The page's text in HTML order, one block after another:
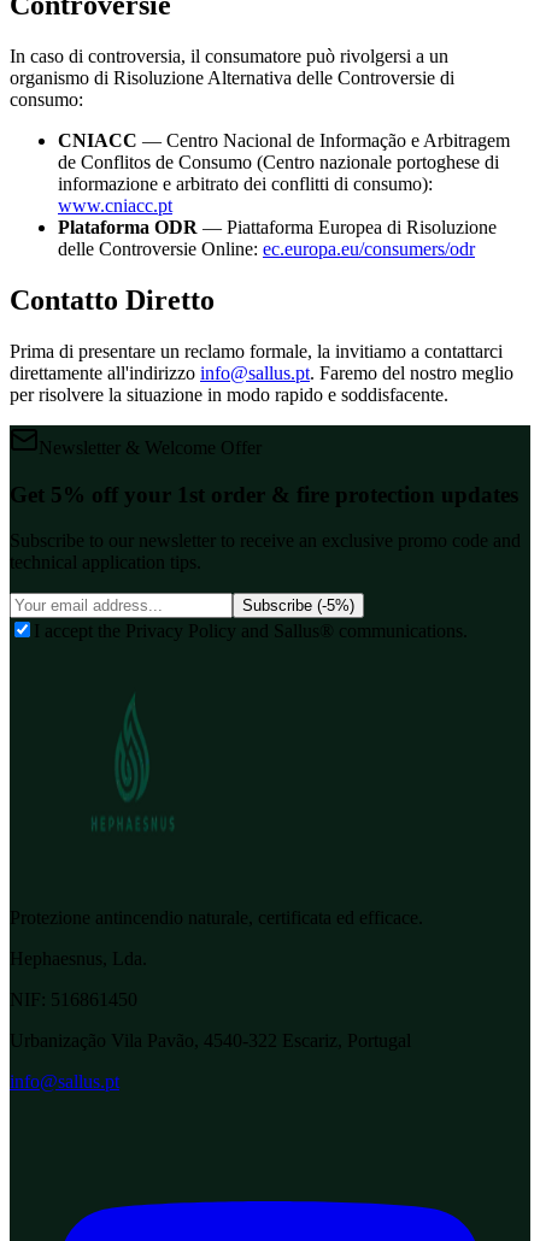
In caso di controversia, il consumatore può rivolgersi a un
organismo di Risoluzione Alternativa delle Controversie di
consumo:
CNIACC — Centro Nacional de Informação e Arbitragem
de Conflitos de Consumo (Centro nazionale portoghese di
informazione e arbitrato dei conflitti di consumo):
www.cniacc.pt
Plataforma ODR — Piattaforma Europea di Risoluzione
delle Controversie Online: ec.europa.eu/consumers/odr
Contatto Diretto
Prima di presentare un reclamo formale, la invitiamo a contattarci
direttamente all'indirizzo info@sallus.pt. Faremo del nostro meglio
per risolvere la situazione in modo rapido e soddisfacente.
Newsletter & Welcome Offer
Get 5% off your 1st order & fire protection updates
Subscribe to our newsletter to receive an exclusive promo code and
technical application tips.
Subscribe (-5%)
I accept the Privacy Policy and Sallus® communications.
Protezione antincendio naturale, certificata ed efficace.
Hephaesnus, Lda.
NIF: 516861450
Urbanização Vila Pavão, 4540-322 Escariz, Portugal
info@sallus.pt